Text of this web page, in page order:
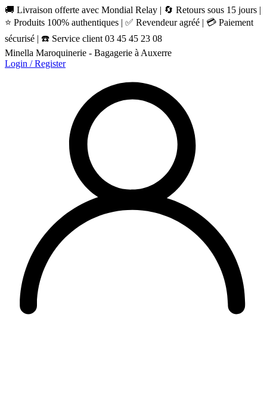
🚚 Livraison offerte avec Mondial Relay | 🔄 Retours sous 15 jours |
⭐ Produits 100% authentiques | ✅ Revendeur agréé | 💳 Paiement
sécurisé | ☎️ Service client 03 45 45 23 08
Minella Maroquinerie - Bagagerie à Auxerre
Login / Register